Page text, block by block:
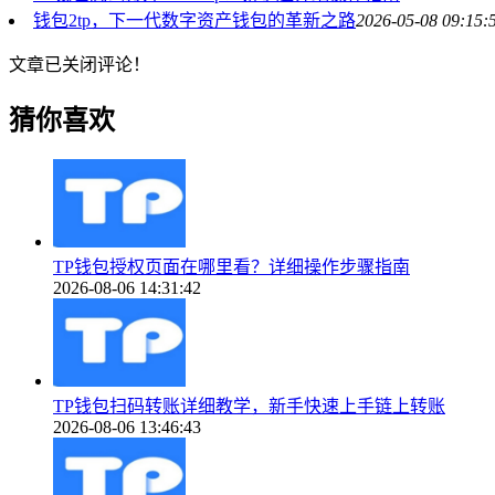
钱包2tp，下一代数字资产钱包的革新之路2026-05-08
文章已关闭评论！
猜你喜欢
TP钱包授权页面在哪里看？详细操作步骤指南
2026-08-06 14:31:42
TP钱包扫码转账详细教学，新手快速上手链上转账
2026-08-06 13:46:43